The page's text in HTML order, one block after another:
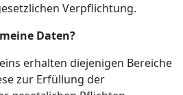
Verpflichtung.
Daten?
erhalten diejenigen Bereiche
zur Erfüllung der